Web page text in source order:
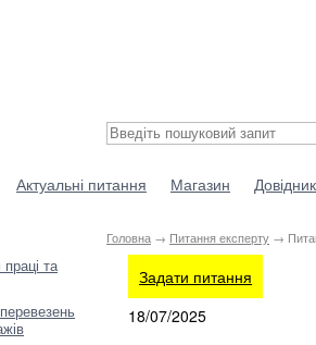
Актуальні питання Магазин Довідник
та
Головна → Питання експерту →
Задати питання
18/07/2025